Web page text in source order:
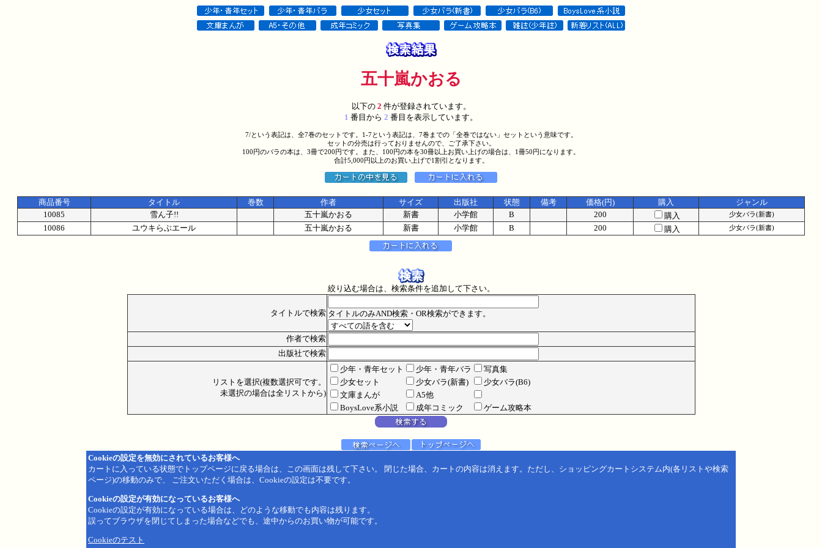
五十嵐かおる
以下の2 件が登録されています。
1 番目から 2 番目を表示しています。
7/という表記は、全7巻のセットです。1-7という表記は、7巻までの「全巻ではない」セットという意味です。
セットの分売は行っておりませんので、ご了承下さい。
100円のバラの本は、3冊で200円です。また、100円の本を30冊以上お買い上げの場合は、1冊50円になります。
合計5,000円以上のお買い上げで1割引となります。
商品番号 タイトル 巻数 作者 サイズ 出版社 状態 備考 価格(円) 購入
ジャンル
10085
雪ん子!! 五十嵐かおる 新書 小学館 B 200 購入 少女バラ(新書)
10086 ユウキらぶエール 五十嵐かおる 新書 小学館 B 200 購入 少女バラ(新書)
絞り込む場合は、検索条件を追加して下さい。
タイトルで検索 タイトルのみAND検索・OR検索ができます。
作者で検索
出版社で検索
リストを選択(複数選択可です。
未選択の場合は全リストから)
少年・青年セット 少年・青年バラ
写真集
少女セット
少女バラ(新書)
少女バラ(B6)
文庫まんが
A5他
BoysLove系小説
成年コミック ゲーム攻略本
Cookieの設定を無効にされているお客様へ
カートに入っている状態でトップページに戻る場合は、この画面は残して下さい。 閉じた場合、カートの内容は消えます。ただし、ショッピングカートシステム内(各リストや検索
ページ)の移動のみで、 ご注文いただく場合は、Cookieの設定は不要です。
Cookieの設定が有効になっているお客様へ
Cookieの設定が有効になっている場合は、どのような移動でも内容は残ります。
誤ってブラウザを閉じてしまった場合などでも、途中からのお買い物が可能です。
Cookieのテスト